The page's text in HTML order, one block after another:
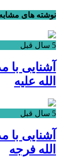
نوشته های
5 سال قبل
آشنایی
الله علیه
5 سال قبل
آشنایی
الله فرجه